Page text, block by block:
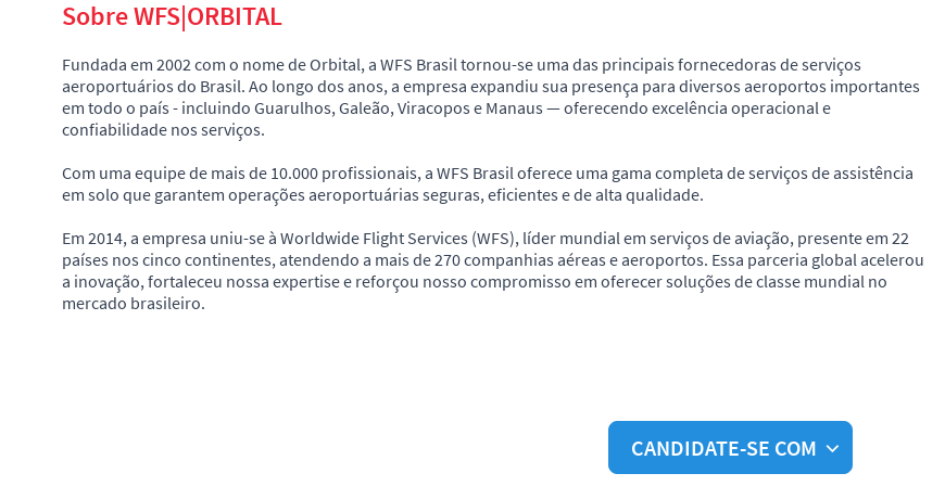
Sobre WFS|ORBITAL
Fundada em 2002 com o nome de Orbital, a WFS Brasil tornou-se uma das principais fornecedoras de serviços
aeroportuários do Brasil. Ao longo dos anos, a empresa expandiu sua presença para diversos aeroportos importantes
em todo o país - incluindo Guarulhos, Galeão, Viracopos e Manaus — oferecendo excelência operacional e
confiabilidade nos serviços.
Com uma equipe de mais de 10.000 profissionais, a WFS Brasil oferece uma gama completa de serviços de assistência
em solo que garantem operações aeroportuárias seguras, eficientes e de alta qualidade.
Em 2014, a empresa uniu-se à Worldwide Flight Services (WFS), líder mundial em serviços de aviação, presente em 22
países nos cinco continentes, atendendo a mais de 270 companhias aéreas e aeroportos. Essa parceria global acelerou
a inovação, fortaleceu nossa expertise e reforçou nosso compromisso em oferecer soluções de classe mundial no
mercado brasileiro.
CANDIDATE-SE COM